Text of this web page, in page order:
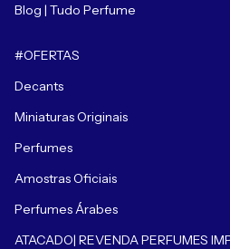
Blog | Tudo Perfume
#OFERTAS
Decants
Miniaturas Originais
Perfumes
Amostras Oficiais
Perfumes Árabes
ATACADO| REVENDA PERFUMES